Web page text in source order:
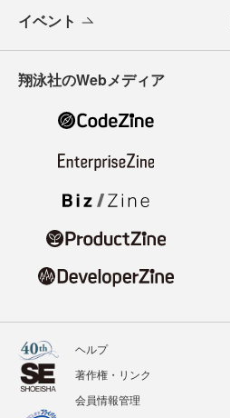
イベント
翔泳社のWebメディア
ヘルプ
著作権・リンク
会員情報管理